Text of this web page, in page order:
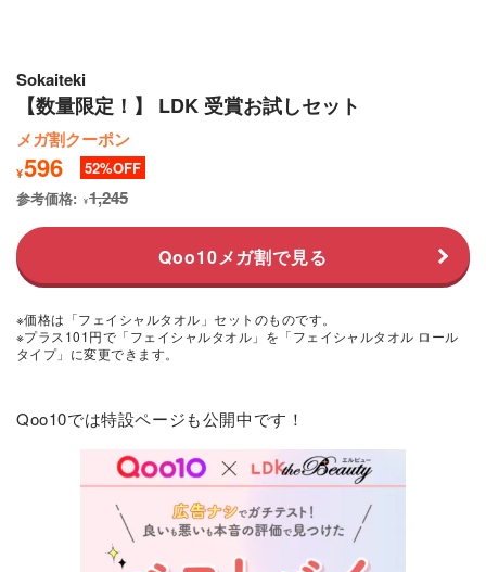
Sokaiteki
【数量限定！】 LDK 受賞お試しセット
メガ割クーポン
¥596
52
参考価格:
¥1,245
Qoo10メガ割で見る
※価格は「フェイシャルタオル」セットのものです。
※プラス101円で「フェイシャルタオル」を「フェイシャルタオル ロール
タイプ」に変更できます。
Qoo10では特設ページも公開中です！